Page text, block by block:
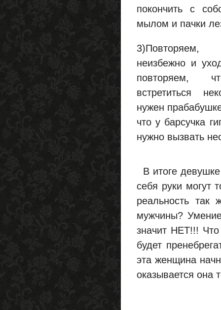
покончить с
мылом и пачки
3)Повторяем,
неизбежно и
повторяем,
встретиться
нужен
что у барсучка
нужно вызвать
В итоге
себя руки могут
реальность так
мужчины?
значит НЕТ!!! Что
будет
эта женщина
оказывается она